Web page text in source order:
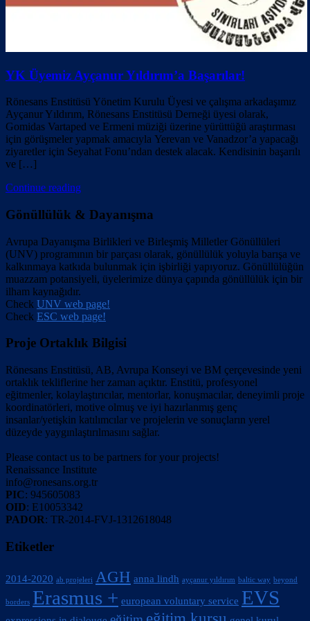
YK Üyemiz Ayçanur Yıldırım’a Başarılar!
Rönesans Enstitüsü Yönetim Kurulu Üyesi ve çalışma arkadaşımız
Ayçanur Yıldırım, Rönesans Enstitüsü Derneği üyesi olarak,
Gomidas Vartaped ve Ermeni müziği üzerine yürüttüğü araştırması
için görüşmeler yapmak amacıyla Yerevan ve Vanadzor’a yapacağı
ziyaretler için Seyahat Fonu’ndan destek alacak. Kendisinin başarılı
ve […]
Continue reading
Gönüllülük & Dayanışma
Avrupa Dayanışma Birlikleri ve Birleşmiş Milletler Gönüllüleri
(UNV) programının bir parçası olarak, gönüllülük yoluyla barışa ve
kalkınmaya katkıda bulunmak için işbirliği yapıyoruz. Gönüllülüğün
muazzam potansiyeli, üyelerimize dünya çapında gönüllülük için bir
ilham kaynağıdır.
Check UNV web page!
Check ESC web page!
Proje Ortaklık Bilgisi
Rönesans Enstitüsü, AB, Avrupa Konseyi ve BM çerçevesinde yeni
ortaklık tekliflerine her zaman açıktır. Enstitü, profesyonel
eğitmenler, kolaylaştırıcılar, mentorlar, konuşmacılar, deneyimli proje
koordinatörleri, motive olmuş ve iyi hazırlanmış genç
insanlar/yetişkin katılımcılar ve projelerin ve sonuçların yerel
düzeyde yaygınlaştırılmasını sağlar.
Please contact us to be partners for your projects!
Renaissance Institute
info@ronesans.org.tr
PIC: 945605083
OID: E10053342
PADOR: TR-2014-FVJ-1312618048
Etiketler
2014-2020 ab projeleri AGH anna lindh ayçanur yıldırım baltic way beyond
borders Erasmus + european voluntary service EVS